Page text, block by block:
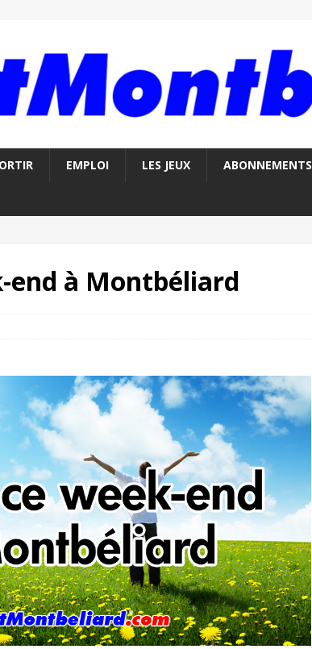
EMPLOI LES JEUX ABONNEMENTS
end à Montbéliard